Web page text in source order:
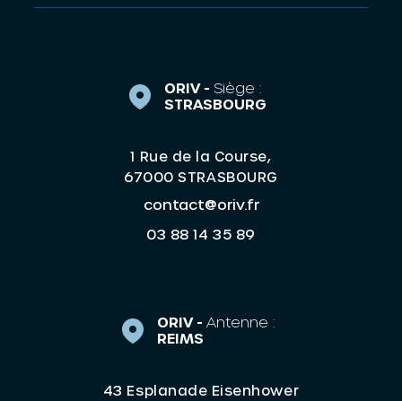
ORIV - Siège :
STRASBOURG
1 Rue de la Course,
67000 STRASBOURG
contact@oriv.fr
03 88 14 35 89
ORIV - Antenne :
REIMS
43 Esplanade Eisenhower